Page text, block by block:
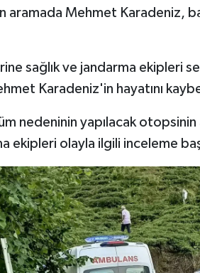
aramada Mehmet Karadeniz,
sağlık ve jandarma ekipleri
Karadeniz'in hayatını
nedeninin yapılacak
ekipleri olayla ilgili inceleme